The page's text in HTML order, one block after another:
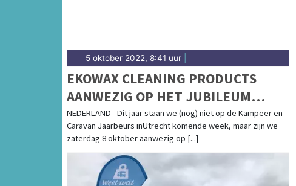
5 oktober 2022, 8:41 uur
EKOWAX CLEANING PRODUCTS
AANWEZIG OP HET JUBILEUM
WEEKEND VAN
CAMPERCLUBNEDERLAND
NEDERLAND - Dit jaar staan we (nog) niet op de Kampeer en
Caravan Jaarbeurs inUtrecht komende week, maar zijn we
zaterdag 8 oktober aanwezig op [...]